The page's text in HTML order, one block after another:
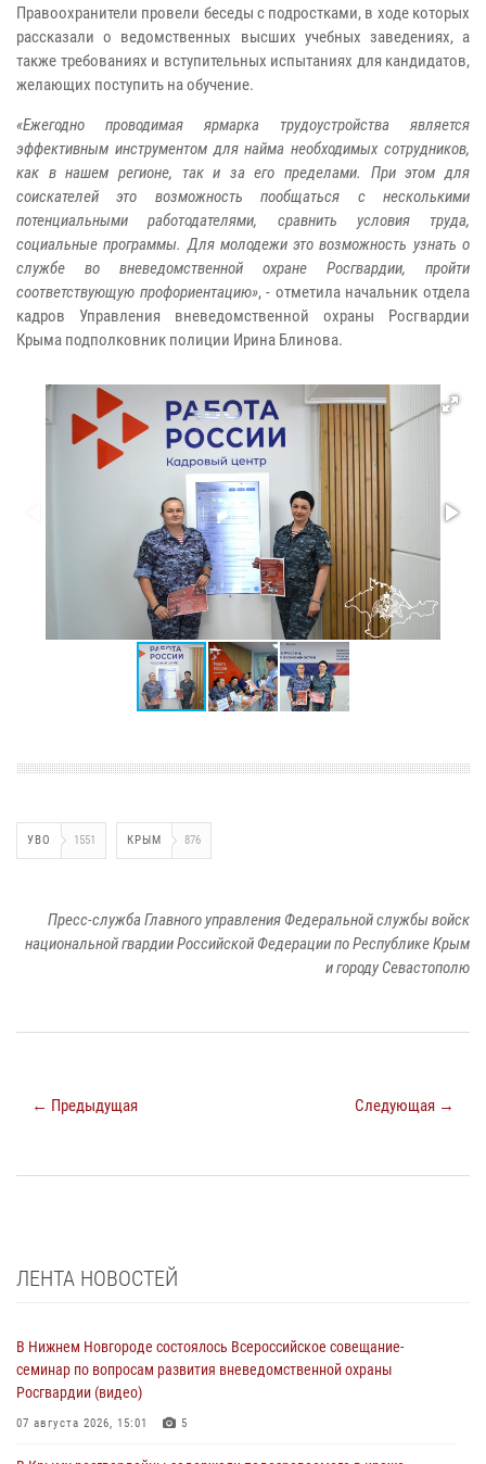
Правоохранители провели беседы с подростками, в ходе которых
рассказали о ведомственных высших учебных заведениях, а
также требованиях и вступительных испытаниях для кандидатов,
желающих поступить на обучение.
«Ежегодно проводимая ярмарка трудоустройства является
эффективным инструментом для найма необходимых сотрудников,
как в нашем регионе, так и за его пределами. При этом для
соискателей это возможность пообщаться с несколькими
потенциальными работодателями, сравнить условия труда,
социальные программы. Для молодежи это возможность узнать о
службе во вневедомственной охране Росгвардии, пройти
соответствующую профориентацию», - отметила начальник отдела
кадров Управления вневедомственной охраны Росгвардии
Крыма подполковник полиции Ирина Блинова.
УВО 1551 КРЫМ 876
Пресс-служба Главного управления Федеральной службы войск
национальной гвардии Российской Федерации по Республике Крым
и городу Севастополю
← Предыдущая Следующая →
ЛЕНТА НОВОСТЕЙ
В Нижнем Новгороде состоялось Всероссийское совещание-
семинар по вопросам развития вневедомственной охраны
Росгвардии (видео)
07 августа 2026, 15:01 5